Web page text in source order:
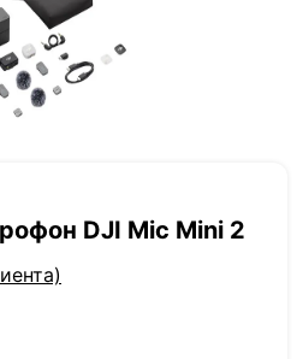
DJI Mic Mini 2